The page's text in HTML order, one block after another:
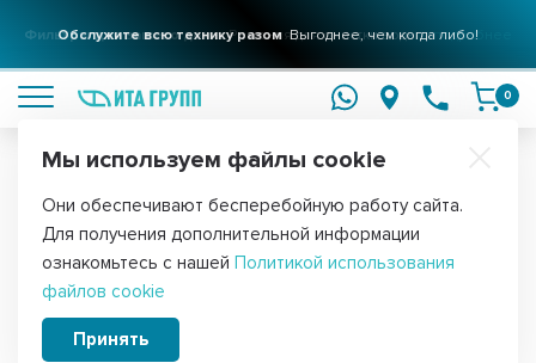
Обслужите всю технику разомВыгоднее, чем когда либо!
Фильтры для вашего домаРешения для очистки воды подробнее
0
Главная
Запчасти для холодильника Hotpoint-
Ariston HS 4200 W
Мы используем файлы cookie
Они обеспечивают бесперебойную работу сайта.
Для получения дополнительной информации
ознакомьтесь с нашей Политикой использования
файлов cookie
Принять